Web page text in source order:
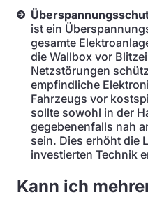
ist ein
gesamte
die Wallbox vor
Netzstörungen
empfindliche
Fahrzeugs vor
sollte sowohl in der
gegebenenfalls nah
sein. Dies erhöht die
investierten Technik
Kann ich